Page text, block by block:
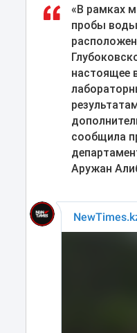
«В рамках
пробы воды
настоящее
сообщила
Аружан